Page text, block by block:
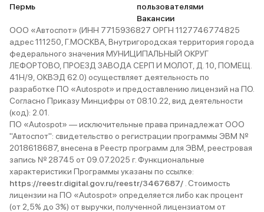
Пермь
пользователями
Вакансии
ООО «Автоспот» (ИНН 7715936827 ОРГН 1127746774825
адрес 111250, Г.МОСКВА, Внутригородская территория города
федерального значения МУНИЦИПАЛЬНЫЙ ОКРУГ
ЛЕФОРТОВО, ПРОЕЗД ЗАВОДА СЕРП И МОЛОТ, Д. 10, ПОМЕЩ.
41Н/9, ОКВЭД 62.0) осуществляет деятельность по
разработке ПО «Autospot» и предоставлению лицензий на ПО.
Согласно Приказу Минцифры от 08.10.22, вид деятельности
(код): 2.01.
ПО «Autospot» — исключительные права принадлежат ООО
"Автоспот": свидетельство о регистрации программы ЭВМ №
2018618687, внесена в Реестр программ для ЭВМ, реестровая
запись № 28745 от 09.07.2025 г. Функциональные
характеристики Программы указаны по ссылке:
https://reestr.digital.gov.ru/reestr/3467687/ . Стоимость
лицензии на ПО «Autospot» определяется либо как процент
(от 2,5% до 3%) от выручки, полученной лицензиатом от